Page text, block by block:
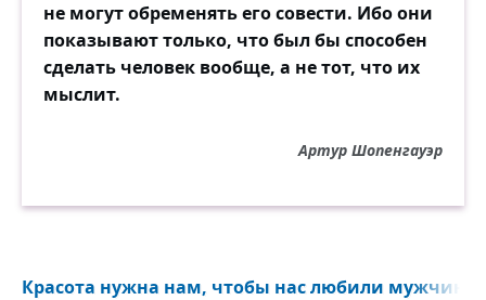
не могут обременять его совести. Ибо они
показывают только, что был бы способен
сделать человек вообще, а не тот, что их
мыслит.
Артур Шопенгауэр
Красота нужна нам, чтобы нас любили